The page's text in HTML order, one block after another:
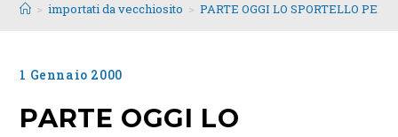
> importati da vecchiosito > PARTE OGGI LO SPORTELLO PER
1 Gennaio 2000
PARTE OGGI LO